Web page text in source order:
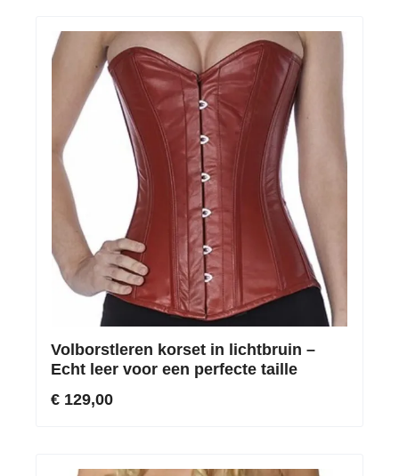
Volborstleren korset in lichtbruin –
Echt leer voor een perfecte taille
€ 129,00